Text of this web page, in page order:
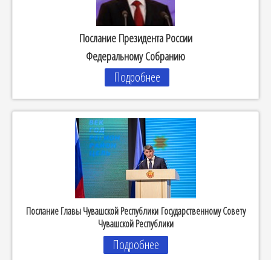
Послание Президента России
Федеральному Собранию
Подробнее
Послание Главы Чувашской Республики Государственному Совету
Чувашской Республики
Подробнее